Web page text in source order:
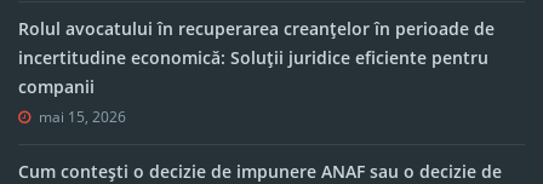
Rolul avocatului în recuperarea creanțelor în perioade de
incertitudine economică: Soluții juridice eficiente pentru
companii
mai 15, 2026
Cum contești o decizie de impunere ANAF sau o decizie de